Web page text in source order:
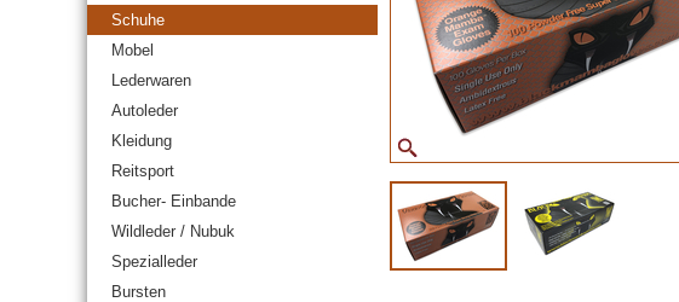
Schuhe
Mobel
Lederwaren
Autoleder
Kleidung
Reitsport
Bucher- Einbande
Wildleder / Nubuk
Spezialleder
Bursten